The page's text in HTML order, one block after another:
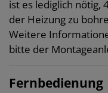
ist es lediglich nötig,
der Heizung zu
Weitere
bitte der
Fernbedienung